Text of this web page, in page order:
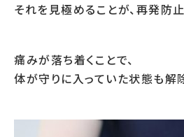
それを見極めることが、再発防
痛みが落ち着くことで、
体が守りに入っていた状態も解